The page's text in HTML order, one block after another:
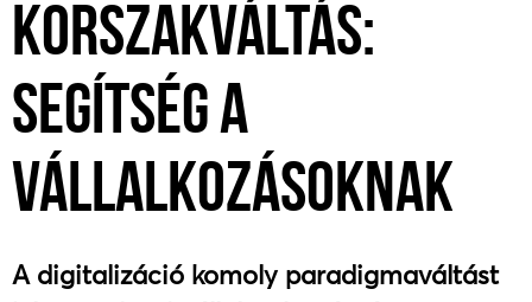
KORSZAKVÁLTÁS:
SEGÍTSÉG A
VÁLLALKOZÁSOKNAK
A digitalizáció komoly paradigmaváltást